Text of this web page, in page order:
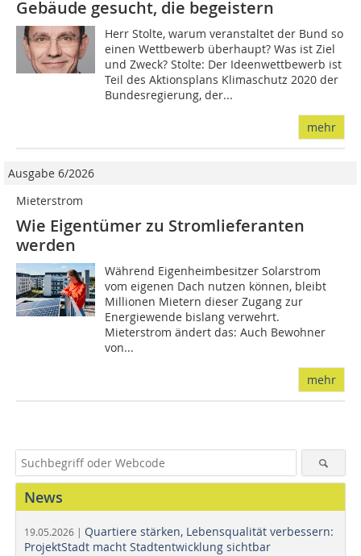
Gebäude gesucht, die begeistern
Herr Stolte, warum veranstaltet der Bund so
einen Wettbewerb überhaupt? Was ist Ziel
und Zweck? Stolte: Der Ideenwettbewerb ist
Teil des Aktionsplans Klimaschutz 2020 der
Bundesregierung, der...
mehr
Ausgabe 6/2026
Mieterstrom
Wie Eigentümer zu Stromlieferanten
werden
Während Eigenheimbesitzer Solarstrom
vom eigenen Dach nutzen können, bleibt
Millionen Mietern dieser Zugang zur
Energiewende bislang verwehrt.
Mieterstrom ändert das: Auch Bewohner
von...
mehr
News
19.05.2026 | Quartiere stärken, Lebensqualität verbessern:
ProjektStadt macht Stadtentwicklung sichtbar